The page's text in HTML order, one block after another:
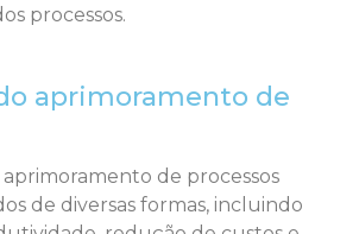
processos.
aprimoramento de
de processos
de diversas formas, incluindo